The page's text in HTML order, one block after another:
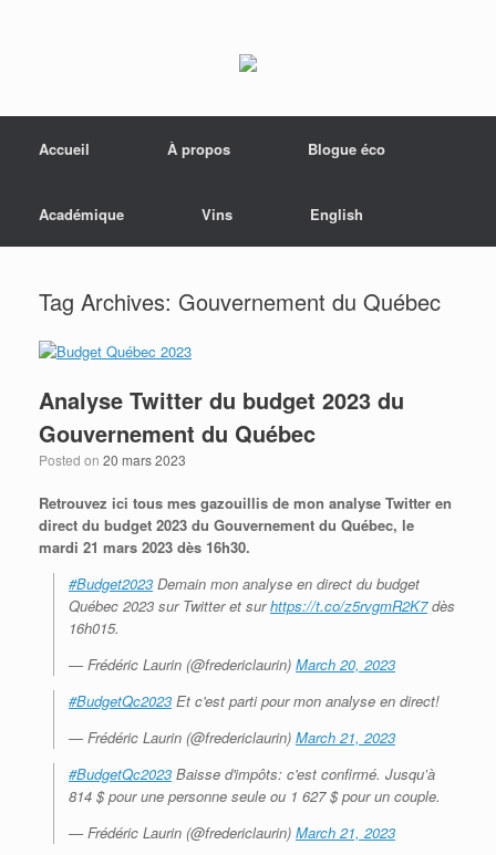
Accueil
À propos Blogue éco
Académique Vins English
Tag Archives: Gouvernement du Québec
Analyse Twitter du budget 2023 du
Gouvernement du Québec
Posted on 20 mars 2023
Retrouvez ici tous mes gazouillis de mon analyse Twitter en
direct du budget 2023 du Gouvernement du Québec, le
mardi 21 mars 2023 dès 16h30.
#Budget2023 Demain mon analyse en direct du budget
Québec 2023 sur Twitter et surhttps://t.co/z5rvgmR2K7dès
16h015.
— Frédéric Laurin (@fredericlaurin) March 20, 2023
#BudgetQc2023 Et c'est parti pour mon analyse en direct!
— Frédéric Laurin (@fredericlaurin) March 21, 2023
#BudgetQc2023 Baisse d'impôts: c'est confirmé. Jusqu’à
814 $ pour une personne seule ou 1 627 $ pour un couple.
— Frédéric Laurin (@fredericlaurin) March 21, 2023